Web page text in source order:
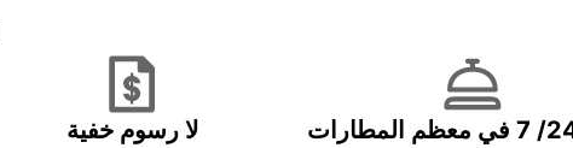
لا رسوم خفية
خدمة 24/ 7 في معظم المطارات